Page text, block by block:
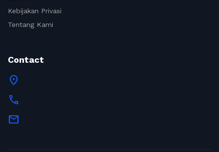
Kebijakan Privasi
Tentang Kami
Contact
location_on
call
mail